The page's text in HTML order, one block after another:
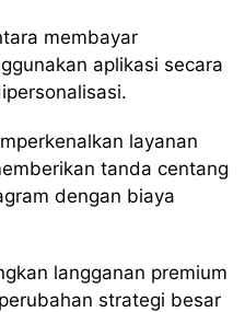
membayar
aplikasi secara
layanan
tanda centang
dengan biaya
langganan premium
strategi besar